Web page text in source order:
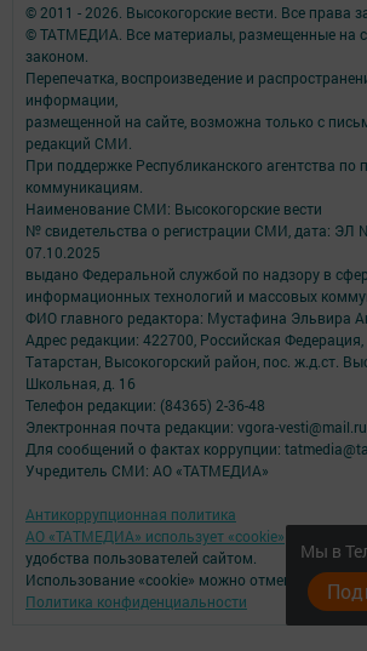
Мы в
© 2011 - 2026. Высокогорские вести. Все права
© ТАТМЕДИА. Все материалы, размещенные на
законом.
Перепечатка, воспроизведение и
информации,
размещенной на сайте, возможна только с
редакций СМИ.
При поддержке Республиканского агентства по
коммуникациям.
Наименование СМИ: Высокогорские вести
№ свидетельства о регистрации СМИ, дата: ЭЛ
07.10.2025
выдано Федеральной службой по надзору в
информационных технологий и массовых
ФИО главного редактора: Мустафина Эльвира
Адрес редакции: 422700, Российская Федерация,
Татарстан, Высокогорский район, пос. ж.д.ст.
Школьная, д. 16
Телефон редакции: (84365) 2-36-48
Электронная почта редакции: vgora-vesti@mail.ru
Для сообщений о фактах коррупции:
Учредитель СМИ: АО «ТАТМЕДИА»
Антикоррупционная политика
АО «ТАТМЕДИА» использует «cookie» для
удобства пользователей сайтом.
Использование «cookie» можно отменить в
Политика конфиденциальности